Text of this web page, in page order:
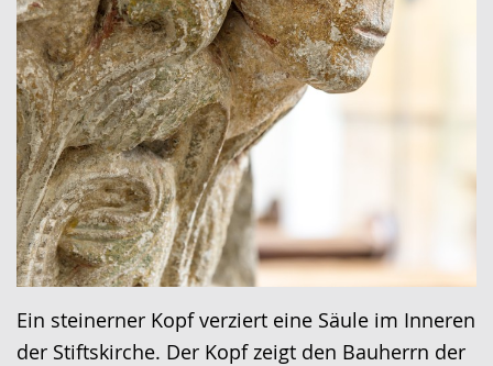
Ein steinerner Kopf verziert eine Säule im Inneren
der Stiftskirche. Der Kopf zeigt den Bauherrn der